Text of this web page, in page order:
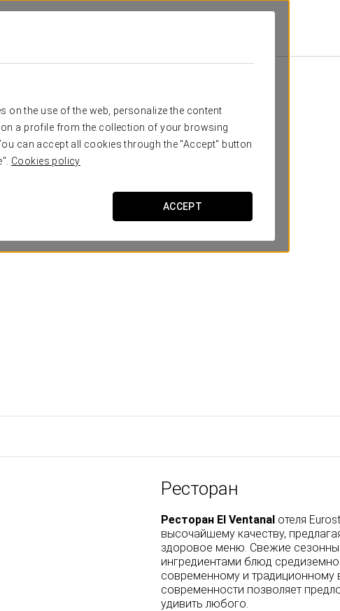
the use of the web, personalize the content
a profile from the collection of your browsing
can accept all cookies through the "Accept" button
Cookies policy
ACCEPT
Ресторан
Ресторан El Ventanal отеля
высочайшему качеству,
здоровое меню. Свежие
ингредиентами блюд
современному и традиционному
современности позволяет
удивить любого.